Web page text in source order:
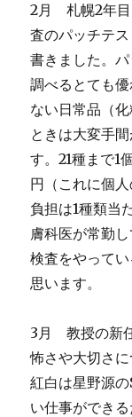
2月 札幌2年目
査のパッチテ
書きました。
調べるとても
ない日常品（
ときは大変手
す。21種まで1
円（これに個
負担は1種類当
膚科医が常勤
検査をやって
思います。
3月 教授の新
怖さや大切さ
紅白は星野源
い仕事ができる